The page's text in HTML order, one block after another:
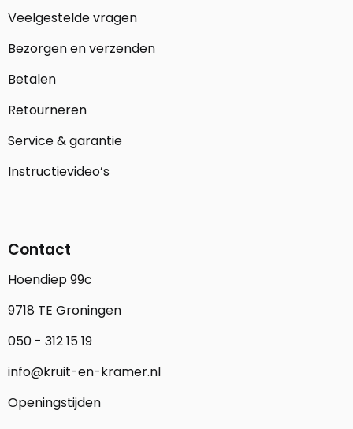
Veelgestelde vragen
Bezorgen en verzenden
Betalen
Retourneren
Service & garantie
Instructievideo’s
Contact
Hoendiep 99c
9718 TE Groningen
050 - 312 15 19
info@kruit-en-kramer.nl
Openingstijden